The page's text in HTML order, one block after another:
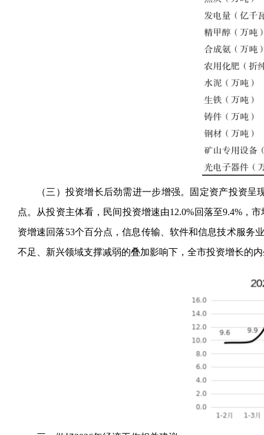
（三）投资增长后劲需进一步增强。固定资产投资
点。从投资主体看，民间投资增速由12.0%回落至9.4%，
资增速回落53个百分点，信息传输、软件和信息技术服务
不足、新兴领域支撑减弱的叠加影响下，全市投资增长的